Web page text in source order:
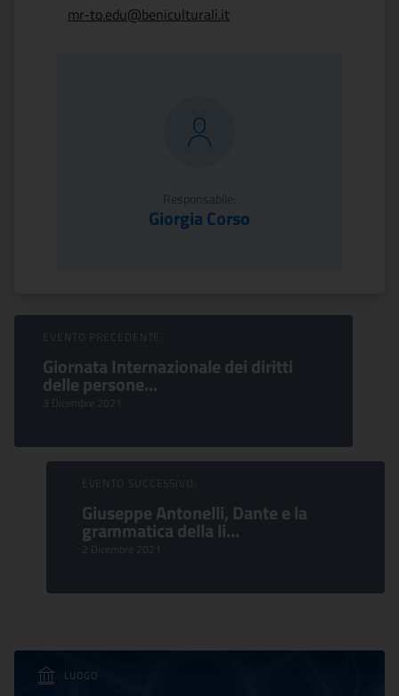
mr-to.edu@beniculturali.it
Responsabile:
Giorgia Corso
Sfoglia Eventi
EVENTO PRECEDENTE:
Giornata Internazionale dei diritti
delle persone...
3 Dicembre 2021
EVENTO SUCCESSIVO:
Giuseppe Antonelli, Dante e la
grammatica della li...
2 Dicembre 2021
LUOGO